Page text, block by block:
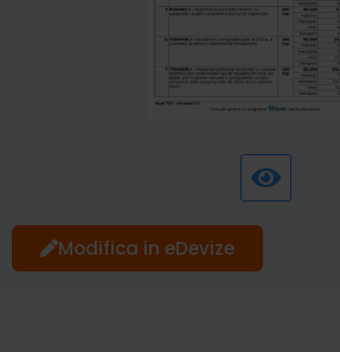
Modifica in eDevize